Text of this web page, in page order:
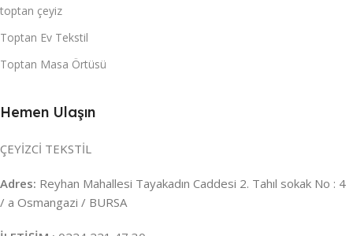
toptan çeyiz
Toptan Ev Tekstil
Toptan Masa Örtüsü
Hemen Ulaşın
ÇEYİZCİ TEKSTİL
Adres: Reyhan Mahallesi Tayakadın Caddesi 2. Tahıl sokak No : 4
/ a Osmangazi / BURSA